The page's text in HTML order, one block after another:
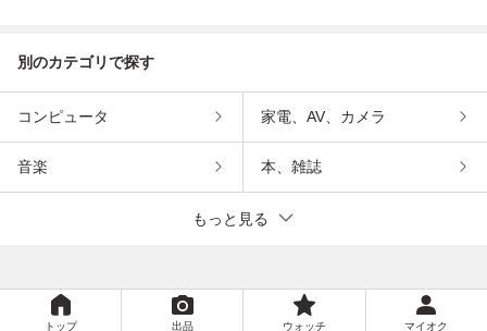
別のカテゴリで探す
コンピュータ 家電、AV、カメラ
音楽 本、雑誌
もっと見る
トップ 出品 ウォッチ マイオク